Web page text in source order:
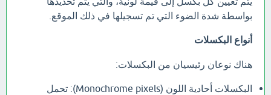
بواسطة شدة الضوء التي تم تسجيلها في ذلك الموقع.
أنواع البكسلات
هناك نوعان رئيسيان من البكسلات:
البكسلات أحادية اللون (Monochrome pixels): تحمل